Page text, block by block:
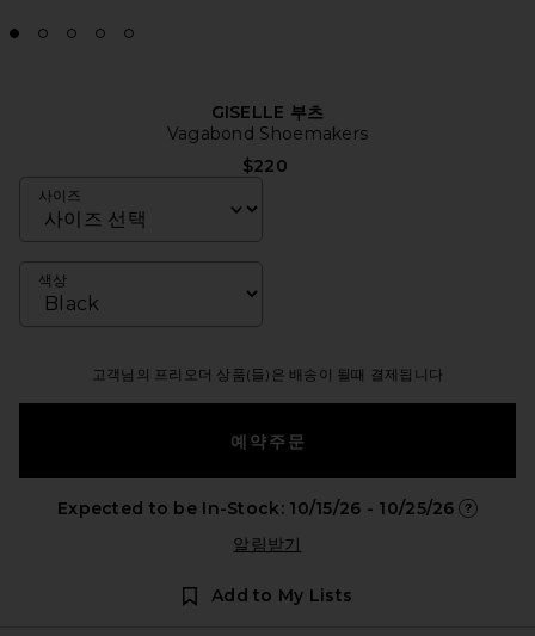
GISELLE 부츠
Vagabond Shoemakers
$220
사이즈
색상
고객님의 프리오더 상품(들)은 배송이 될때 결제됩니다
예약주문
Expected to be In-Stock: 10/15/26 - 10/25/26
알림받기
Add to My Lists